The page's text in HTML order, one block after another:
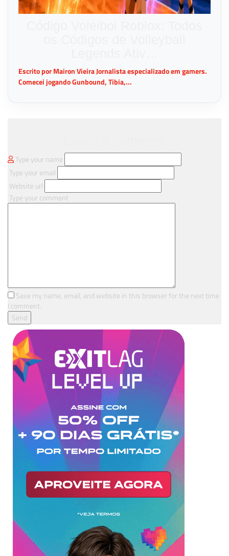
Escrito por Mairon Vieira Jornalista especializado em gamers.
Comecei jogando Gunbound, Tibia,...
Type your name
Type your email
Website url
Type your comment
Save my name, email, and website in this browser for the next time
I comment.